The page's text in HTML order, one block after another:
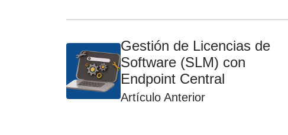
Gestión de Licencias de
Software (SLM) con
Endpoint Central
Artículo Anterior